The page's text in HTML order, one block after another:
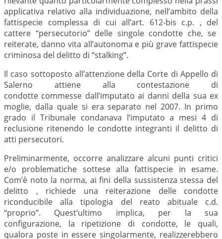
applicativa relativo alla individuazione, nell’ambito della
fattispecie complessa di cui all’art. 612-bis c.p. , del
cattere “persecutorio” delle singole condotte che, se
reiterate, danno vita all’autonoma e più grave fattispecie
criminosa del delitto di “stalking”.
Il caso sottoposto all’attenzione della Corte di Appello di
Salerno attiene alla contestazione di
condotte commesse dall’imputato ai danni della sua ex
moglie, dalla quale si era separato nel 2007. In primo
grado il Tribunale condanava l’imputato a mesi 4 di
reclusione ritenendo le condotte integranti il delitto di
atti persecutori.
Preliminarmente, occorre analizzare alcuni punti critici
e/o problematiche sottese alla fattispecie in esame.
Com’è noto la norma, ai fini della sussistenza stessa del
delitto , richiede una reiterazione delle condotte
riconducibile alla tipologia del reato abituale c.d.
“proprio”. Quest’ultimo implica, per la sua
configurazione, la ripetizione di condotte, le quali,
qualora poste in essere singolarmente, realizzerebbero